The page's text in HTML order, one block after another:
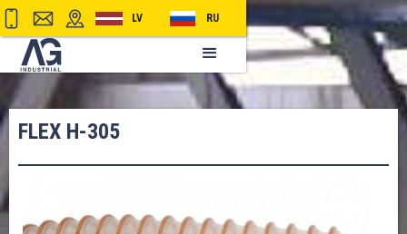
LV RU
FLEX H-305